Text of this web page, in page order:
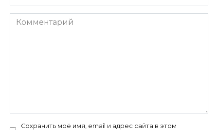
Комментарий
Сохранить моё имя, email и адрес сайта в этом